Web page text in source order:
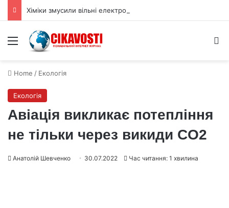
Menu
Home / Екологія
Екологія
Авіація викликає потепління
не тільки через викиди CO2
Анатолій Шевченко 30.07.2022 Час читання: 1 хвилина